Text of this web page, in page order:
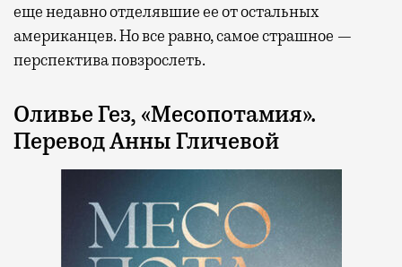
еще недавно отделявшие ее от остальных
американцев. Но все равно, самое страшное —
перспектива повзрослеть.
Оливье Гез, «Месопотамия».
Перевод Анны Гличевой